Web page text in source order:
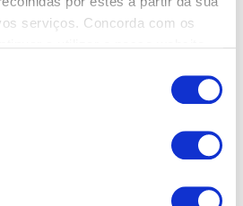
serviços. Concorda com os